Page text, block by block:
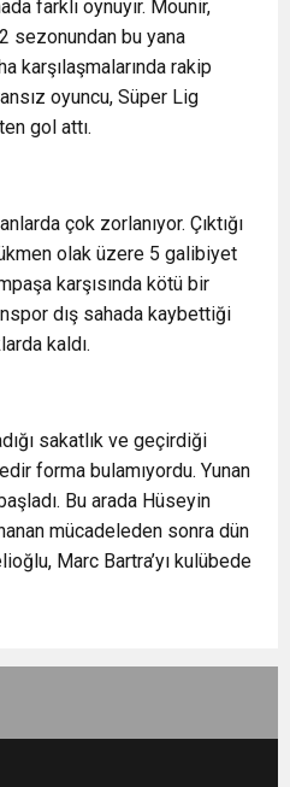
farklı oynuyır. Mounir,
sezonundan bu yana
karşılaşmalarında rakip
oyuncu, Süper Lig
gol attı.
çok zorlanıyor. Çıktığı
olak üzere 5 galibiyet
karşısında kötü bir
dış sahada kaybettiği
kaldı.
sakatlık ve geçirdiği
forma bulamıyordu. Yunan
Bu arada Hüseyin
mücadeleden sonra dün
Marc Bartra’yı kulübede